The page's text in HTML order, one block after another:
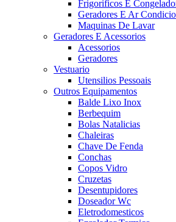
Frigorificos E
Geradores E Ar
Maquinas De Lavar
Geradores E Acessorios
Acessorios
Geradores
Vestuario
Utensilios Pessoais
Outros Equipamentos
Balde Lixo Inox
Berbequim
Bolas Natalicias
Chaleiras
Chave De Fenda
Conchas
Copos Vidro
Cruzetas
Desentupidores
Doseador Wc
Eletrodomesticos